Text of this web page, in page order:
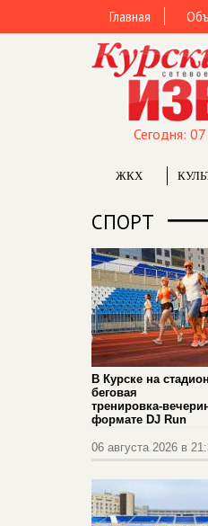
Главная
Сегодня: 07
ЖКХ
СПОРТ
В Курске на
беговая
формате DJ Run
06 августа 2026 в